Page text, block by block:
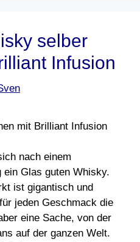
selber
Infusion
nach einem
ein Glas guten Whisky.
ist gigantisch und
jeden Geschmack die
eine Sache, von der
auf der ganzen Welt.